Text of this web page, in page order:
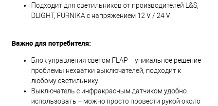
Подходит для светильников от производителей L&S,
DLIGHT, FURNIKA с напряжением 12 V / 24 V.
Важно для потребителя:
Блок управления светом FLAP – уникальное решение
проблемы нехватки выключателей, подходит к
любому светильнику.
Выключатель с инфракрасным датчиком удобно
использовать – можно просто провести рукой около